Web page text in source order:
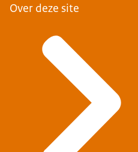
Over deze site